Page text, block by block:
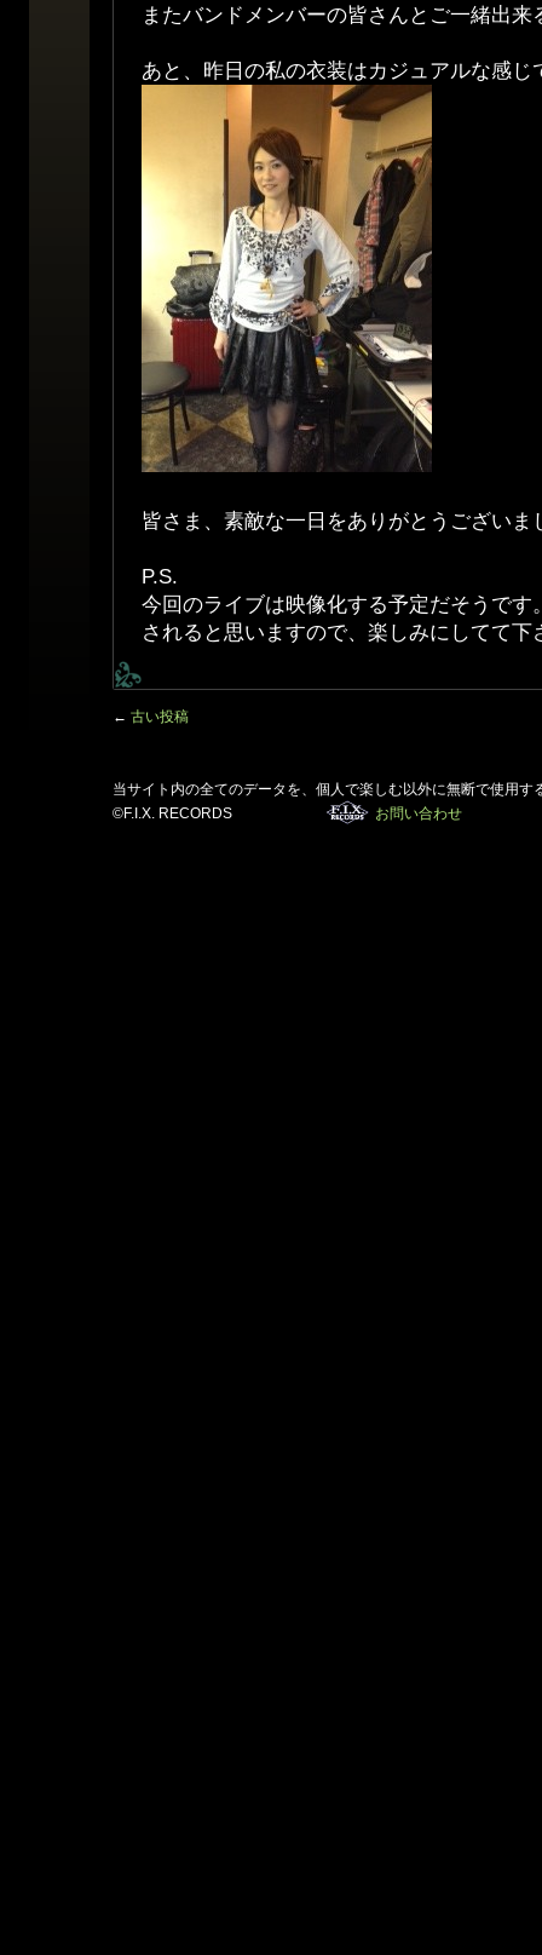
またバンドメンバーの皆さんとご一緒出
あと、昨日の私の衣装はカジュアルな感じ
皆さま、素敵な一日をありがとうございま
P.S.
今回のライブは映像化する予定だそうです
されると思いますので、楽しみにしてて下
← 古い投稿
当サイト内の全てのデータを、個人で楽しむ以外に無断で使用す
©F.I.X. RECORDS
お問い合わせ